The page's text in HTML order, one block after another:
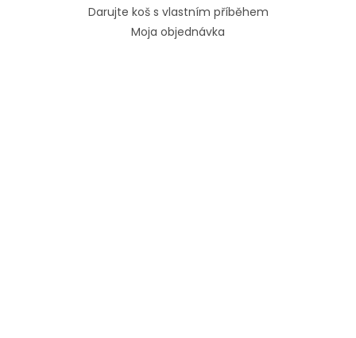
Darujte koš s vlastním příběhem
Moja objednávka